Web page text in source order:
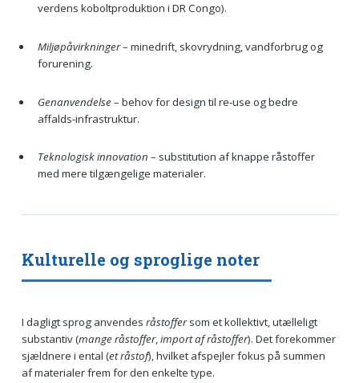
verdens koboltproduktion i DR Congo).
Miljøpåvirkninger– minedrift, skovrydning, vandforbrug og
forurening.
Genanvendelse– behov for design til re-use og bedre
affalds-infrastruktur.
Teknologisk innovation – substitution af knappe råstoffer
med mere tilgængelige materialer.
Kulturelle og sproglige noter
I dagligt sprog anvendes råstoffersom et kollektivt, utælleligt
substantiv (mange råstoffer,import af råstoffer). Det forekommer
sjældnere i ental (et råstof), hvilket afspejler fokus på summen
af materialer frem for den enkelte type.